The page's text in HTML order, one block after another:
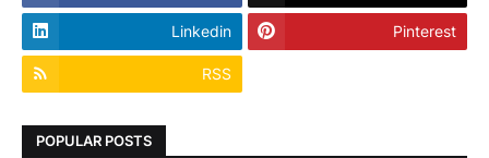
Linkedin Pinterest
RSS
POPULAR POSTS